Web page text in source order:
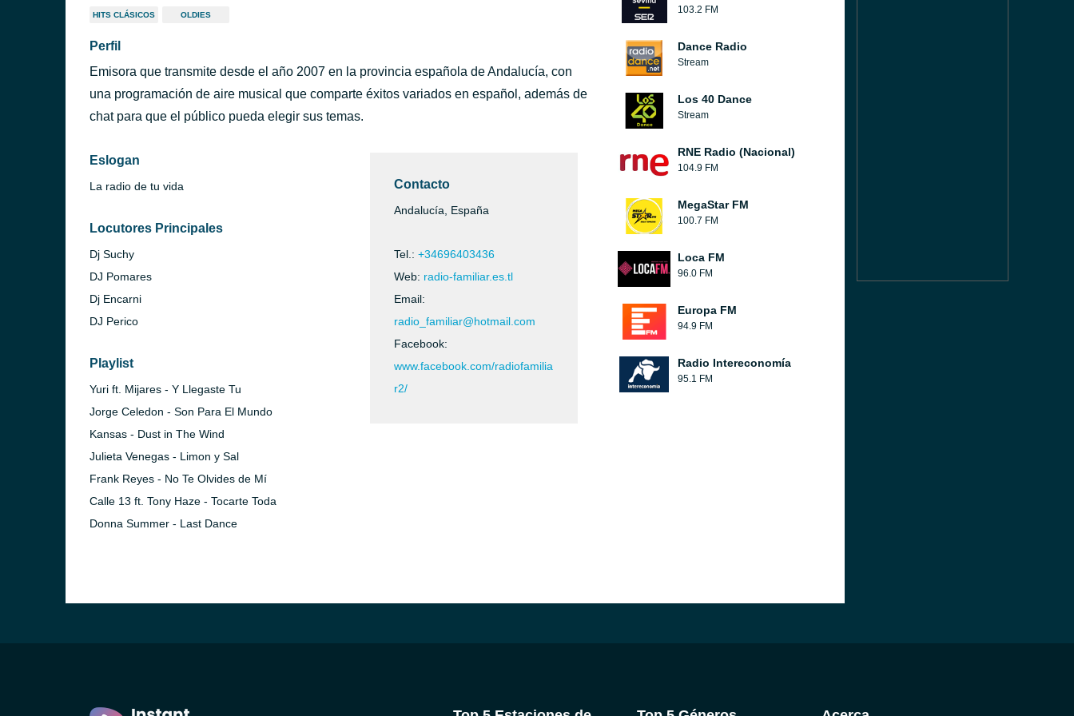
HITS CLÁSICOS OLDIES
Perfil
Emisora que transmite desde el año 2007 en la provincia española de Andalucía, con
una programación de aire musical que comparte éxitos variados en español, además de
chat para que el público pueda elegir sus temas.
Eslogan
La radio de tu vida
Locutores Principales
Dj Suchy
DJ Pomares
Dj Encarni
DJ Perico
Playlist
Yuri ft. Mijares - Y Llegaste Tu
Jorge Celedon - Son Para El Mundo
Kansas - Dust in The Wind
Julieta Venegas - Limon y Sal
Frank Reyes - No Te Olvides de Mí
Calle 13 ft. Tony Haze - Tocarte Toda
Donna Summer - Last Dance
Contacto
Andalucía, España
Tel.: +34696403436
Web: radio-familiar.es.tl
Email:
radio_familiar@hotmail.com
Facebook:
www.facebook.com/radiofamilia
r2/
103.2 FM
Dance Radio
Stream
Los 40 Dance
Stream
RNE Radio (Nacional)
104.9 FM
MegaStar FM
100.7 FM
Loca FM
96.0 FM
Europa FM
94.9 FM
Radio Intereconomía
95.1 FM